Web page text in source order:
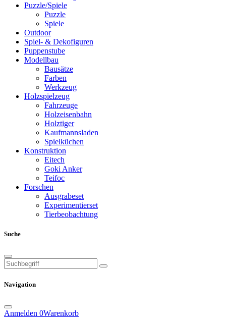
Puzzle/Spiele
Puzzle
Spiele
Outdoor
Spiel- & Dekofiguren
Puppenstube
Modellbau
Bausätze
Farben
Werkzeug
Holzspielzeug
Fahrzeuge
Holzeisenbahn
Holztiger
Kaufmannsladen
Spielküchen
Konstruktion
Eitech
Goki Anker
Teifoc
Forschen
Ausgrabeset
Experimentierset
Tierbeobachtung
Suche
Navigation
Anmelden 0Warenkorb